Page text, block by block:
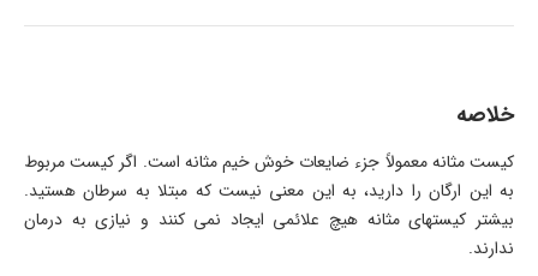
خلاصه
کیست مثانه معمولاً جزء ضایعات خوش خیم مثانه است. اگر کیست‌ مربوط
به این ارگان را دارید، به این معنی نیست که مبتلا به سرطان هستید.
بیشتر کیستهای مثانه هیچ علائمی ایجاد نمی کنند و نیازی به درمان
ندارند.